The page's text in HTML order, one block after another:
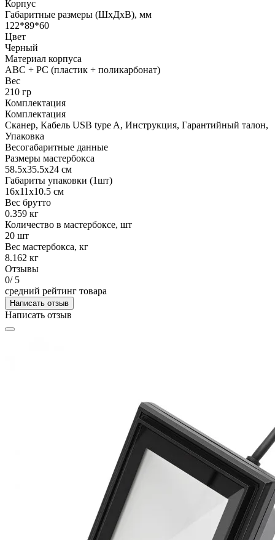
Корпус
Габаритные размеры (ШхДхВ), мм
122*89*60
Цвет
Черный
Материал корпуса
ABC + PC (пластик + поликарбонат)
Вес
210 гр
Комплектация
Комплектация
Сканер, Кабель USB type A, Инструкция, Гарантийный талон,
Упаковка
Весогабаритные данные
Размеры мастербокса
58.5х35.5х24 см
Габариты упаковки (1шт)
16х11х10.5 см
Вес брутто
0.359 кг
Количество в мастербоксе, шт
20 шт
Вес мастербокса, кг
8.162 кг
Отзывы
0/ 5
средний рейтинг товара
Написать отзыв
Написать отзыв